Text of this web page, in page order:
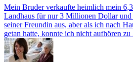
Mein Bruder verkaufte heimlich mein
Landhaus für nur 3 Millionen Dollar und
seiner Freundin aus, aber als ich nach
getan hatte, konnte ich nicht aufhören